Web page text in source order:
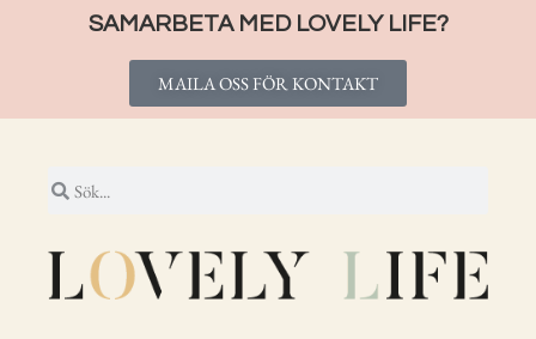
SAMARBETA MED LOVELY LIFE?
MAILA OSS FÖR KONTAKT